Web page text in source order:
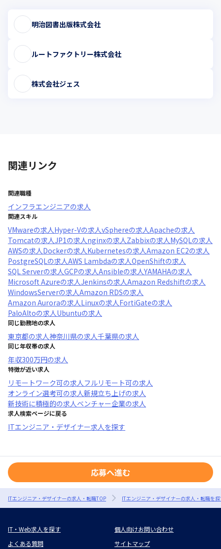
明治図書出版株式会社
ルートファクトリー株式会社
株式会社ジェス
関連リンク
関連職種
インフラエンジニアの求人
関連スキル
VMwareの求人Hyper-Vの求人vSphereの求人Apacheの求人
Tomcatの求人JP1の求人nginxの求人Zabbixの求人MySQLの求人
AWSの求人Dockerの求人Kubernetesの求人Amazon EC2の求人
PostgreSQLの求人AWS Lambdaの求人OpenShiftの求人
SQL Serverの求人GCPの求人Ansibleの求人YAMAHAの求人
Microsoft Azureの求人Jenkinsの求人Amazon Redshiftの求人
WindowsServerの求人Amazon RDSの求人
Amazon Auroraの求人Linuxの求人FortiGateの求人
PaloAltoの求人Ubuntuの求人
同じ勤務地の求人
東京都の求人神奈川県の求人千葉県の求人
同じ年収帯の求人
年収300万円の求人
特徴が近い求人
リモートワーク可の求人フルリモート可の求人
オンライン選考可の求人新規立ち上げの求人
新技術に積極的の求人ベンチャー企業の求人
求人検索ページに戻る
ITエンジニア・デザイナー求人を探す
応募へ進む
ITエンジニア・デザイナーの求人・転職TOP ITエンジニア・デザイナーの求人・転職を
IT・Web求人を探す
個人向けお問い合わせ
よくある質問
サイトマップ